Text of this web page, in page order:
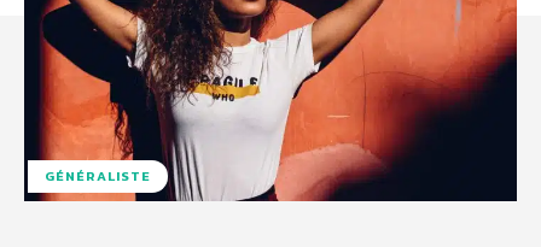
GÉNÉRALISTE